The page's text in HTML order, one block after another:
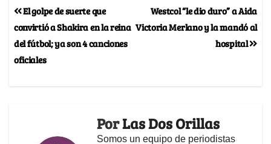
Westcol “le dio duro” a Aida
Victoria Merlano y la mandó al
hospital
El golpe de suerte que
convirtió a Shakira en la reina
del fútbol; ya son 4 canciones
oficiales
PorLas Dos Orillas
Somos un equipo de periodistas